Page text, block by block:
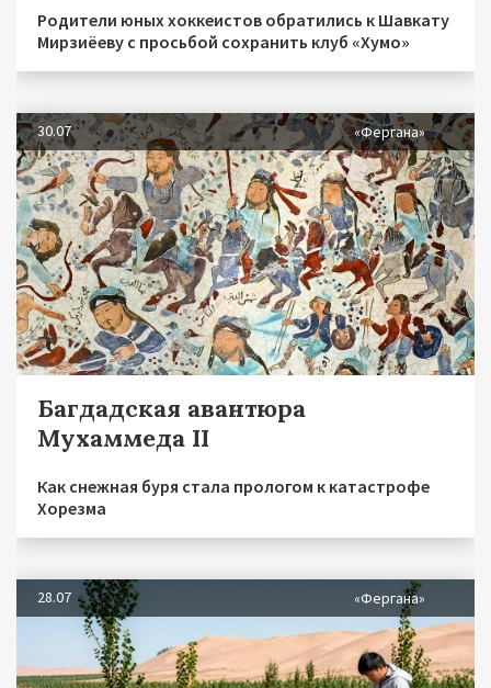
Родители юных хоккеистов обратились к Шавкату
Мирзиёеву с просьбой сохранить клуб «Хумо»
30.07 «Фергана»
Багдадская авантюра
Мухаммеда II
Как снежная буря стала прологом к катастрофе
Хорезма
28.07 «Фергана»